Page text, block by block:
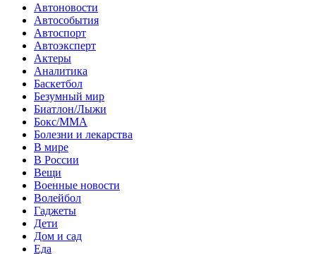
Автоновости
Автособытия
Автоспорт
Автоэксперт
Актеры
Аналитика
Баскетбол
Безумный мир
Биатлон/Лыжи
Бокс/MMA
Болезни и лекарства
В мире
В России
Вещи
Военные новости
Волейбол
Гаджеты
Дети
Дом и сад
Еда